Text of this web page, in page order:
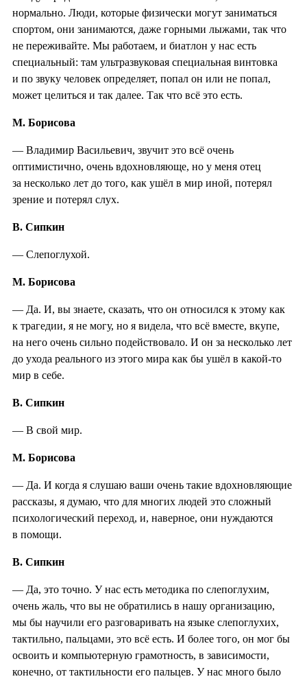
нормально. Люди, которые физически могут заниматься
спортом, они занимаются, даже горными лыжами, так что
не переживайте. Мы работаем, и биатлон у нас есть
специальный: там ультразвуковая специальная винтовка
и по звуку человек определяет, попал он или не попал,
может целиться и так далее. Так что всё это есть.
М. Борисова
— Владимир Васильевич, звучит это всё очень
оптимистично, очень вдохновляюще, но у меня отец
за несколько лет до того, как ушёл в мир иной, потерял
зрение и потерял слух.
В. Сипкин
— Слепоглухой.
М. Борисова
— Да. И, вы знаете, сказать, что он относился к этому как
к трагедии, я не могу, но я видела, что всё вместе, вкупе,
на него очень сильно подействовало. И он за несколько лет
до ухода реального из этого мира как бы ушёл в какой-то
мир в себе.
В. Сипкин
— В свой мир.
М. Борисова
— Да. И когда я слушаю ваши очень такие вдохновляющие
рассказы, я думаю, что для многих людей это сложный
психологический переход, и, наверное, они нуждаются
в помощи.
В. Сипкин
— Да, это точно. У нас есть методика по слепоглухим,
очень жаль, что вы не обратились в нашу организацию,
мы бы научили его разговаривать на языке слепоглухих,
тактильно, пальцами, это всё есть. И более того, он мог бы
освоить и компьютерную грамотность, в зависимости,
конечно, от тактильности его пальцев. У нас много было